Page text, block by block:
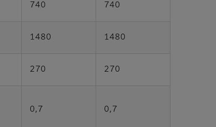
740 740
1480 1480
270 270
0,7 0,7